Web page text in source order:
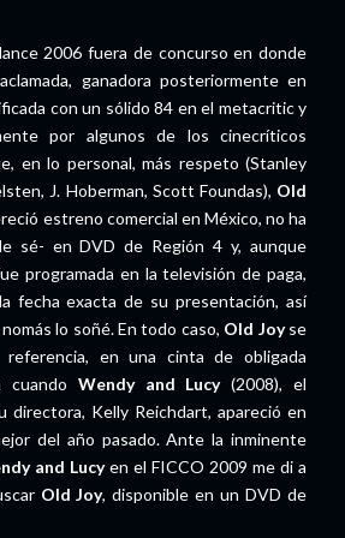
2006 fuera de concurso en donde
ganadora posteriormente en
con un sólido 84 en el metacritic y
por algunos de los cinecríticos
en lo personal, más respeto (Stanley
J. Hoberman, Scott Foundas), Old
estreno comercial en México, no ha
sé- en DVD de Región 4 y, aunque
programada en la televisión de paga,
fecha exacta de su presentación, así
lo soñé. En todo caso, Old Joyse
en una cinta de obligada
cuando Wendy and Lucy(2008), el
directora, Kelly Reichdart, apareció en
del año pasado. Ante la inminente
and Lucyen el FICCO 2009 me di a
Old Joy, disponible en un DVD de